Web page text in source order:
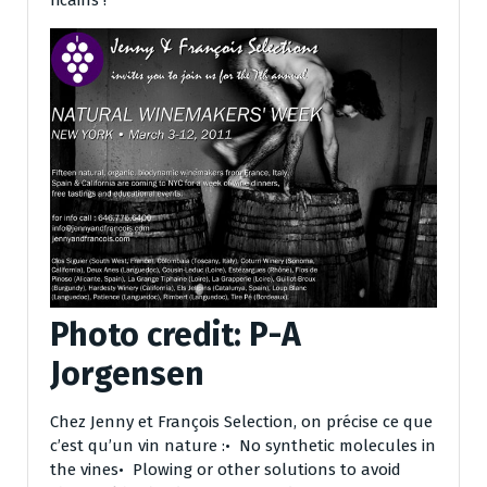
Photo credit: P-A
Jorgensen
Chez Jenny et François Selection, on précise ce que
c’est qu’un vin nature :• No synthetic molecules in
the vines• Plowing or other solutions to avoid